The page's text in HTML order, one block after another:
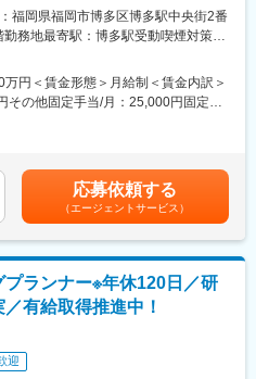
掲げており、本気で結婚を考える顧
ンド力があるため、結婚相談所ビジ
務
空間を創造し続けてきました。私た
ーン」を創ること。心に灼きつく。
生涯に残り続けること。シーン。そ
ない瞬間を創り出していくことが私
時代のニーズを先取りする研ぎ澄ま
基づくプロデュース力でブライダル
。すべてはお客様の感情を揺さぶる
創り出すため。常に「世界最高のお
、その答えを出し続けています。
関わることを一貫してご支援してい
さらに拡大していくための増員で
の信頼も高く、今後は拠点も増やし
客様と丁寧に向き合ってご提案され
介で来店されるお客様に対し、将来
を行い、適切な保険商品などを提案
福岡県福岡市博多区博多駅中央街2番
務地最寄駅：博多駅受動喫煙対策：
円＜賃金形態＞月給制＜賃金内訳＞
その他固定手当/月：25,000円固定残
2月、8月）■固定手当：通勤手当
応じた賞与も含んだ額になります。
であり、選考を通じて上下する可能
固定手当を含めた表記です。
応募依頼する
（エージェントサービス）
プランナー※年休120日／研
有給取得推進中！
迎